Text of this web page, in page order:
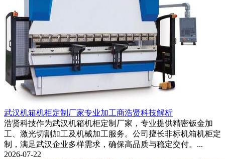
武汉机箱机柜定制厂家专业加工商浩贤科技解析
浩贤科技作为武汉机箱机柜定制厂家，专业提供精密钣金加
工、激光切割加工及机械加工服务。公司擅长非标机箱机柜定
制，满足武汉企业多样需求，确保高品质与稳定交付。...
2026-07-22